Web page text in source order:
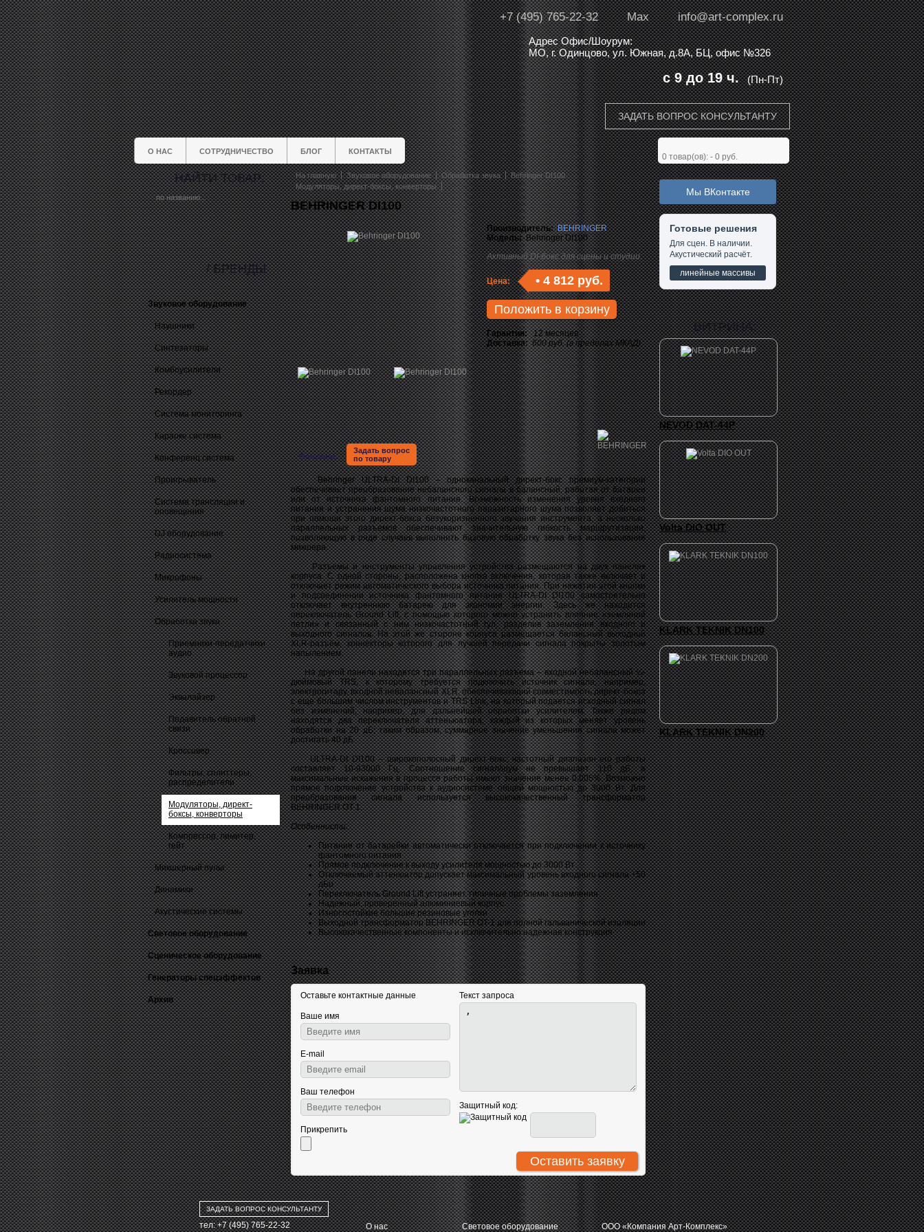
info@art-complex.ru
Max
+7 (495) 765-22-32
Адрес Офис/Шоурум:
МО, г. Одинцово, ул. Южная, д.8А, БЦ, офис №326
(Пн-Пт)
с 9 до 19 ч.
ЗАДАТЬ ВОПРОС КОНСУЛЬТАНТУ
О НАС СОТРУДНИЧЕСТВО БЛОГ КОНТАКТЫ
0 товар(ов): - 0 руб.
НАЙТИ ТОВАР:
Звуковое оборудование
Наушники
Синтезаторы
Комбоусилители
Рекордер
Система мониторинга
Караоке система
Конференц система
Проигрыватель
Система трансляции и
оповещения
DJ оборудование
Радиосистема
Микрофоны
Усилитель мощности
Обработка звука
Приемники-передатчики
аудио
Звуковой процессор
Эквалайзер
Подавитель обратной
связи
Кроссовер
Фильтры, сплиттеры,
распределители
Модуляторы, директ-
боксы, конверторы
Компрессор, лимитер,
гейт
Микшерный пульт
Динамики
Акустические системы
Световое оборудование
Сценическое оборудование
Генераторы спецэффектов
Архив
/ БРЕНДЫ
На главную Звуковое оборудование
Обработка звука
Модуляторы, директ-боксы, конверторы
Behringer DI100
BEHRINGER DI100
Производитель: BEHRINGER
Модель:Behringer DI100
Активный DI-бокс для сцены и студии.
Цена: • 4 812 руб.
Положить в корзину
Гарантия:12 месяцев
Доставка: 600 руб. (в пределах МКАД)
Описание
Задать вопрос
по товару
Behringer ULTRA-DI DI100 – одноканальный директ-бокс премиум-категории
обеспечивает преобразование небалансного сигнала в балансный, работая от батареи
или от источника фантомного питания. Возможность изменения уровня входного
питания и устранения шума низкочастотного паразитарного шума позволяет добиться
при помощи этого директ-бокса безукоризненного звучания инструмента, а несколько
параллельных разъемов обеспечивают значительную гибкость маршрутизации,
позволяющую в ряде случаев выполнить базовую обработку звука без использования
микшера.
Разъемы и инструменты управления устройства размещаются на двух панелях
корпуса. С одной стороны, расположена кнопка включения, которая также включает и
отключает режим автоматического выбора источника питания. При нажатии этой кнопки
и подсоединении источника фантомного питания ULTRA-DI DI100 самостоятельно
отключает внутреннюю батарею для экономии энергии. Здесь же находится
переключатель Ground Lift, с помощью которого можно устранить влияние «земляной
петли» и связанный с ним низкочастотный гул, разделив заземления входного и
выходного сигналов. На этой же стороне корпуса размещается балансный выходной
XLR-разъём, коннекторы которого для лучшей передачи сигнала покрыты золотым
напылением.
На другой панели находятся три параллельных разъема – входной небалансный ¼-
дюймовый TRS, к которому требуется подключить источник сигнала, например,
электрогитару, входной небалансный XLR, обеспечивающий совместимость директ-бокса
с еще большим числом инструментов и TRS Link, на который подается исходный сигнал
без изменений, например, для дальнейшей обработки усилителем. Также рядом
находятся два переключателя аттеньюатора, каждый из которых меняет уровень
обработки на 20 дБ; таким образом, суммарное значение уменьшения сигнала может
достигать 40 дБ.
ULTRA-DI DI100 – широкополосный директ-бокс; частотный диапазон его работы
составляет 10-93000 Гц. Соотношение сигнал/шум не превышает 110 дБ, а
максимальные искажения в процессе работы имеют значение менее 0,005%. Возможно
прямое подключение устройства к аудиосистеме общей мощностью до 3000 Вт. Для
преобразования сигнала используется высококачественный трансформатор
BEHRINGER OT-1.
Особенности:
Питание от батарейки автоматически отключается при подключении к источнику
фантомного питания
Прямое подключение к выходу усилителя мощностью до 3000 Вт
Отключаемый аттенюатор допускает максимальный уровень входного сигнала +50
дБu
Переключатель Ground Lift устраняет типичные проблемы заземления
Надежный, проверенный алюминиевый корпус
Износостойкие большие резиновые уголки
Выходной трансформатор BEHRINGER OT-1 для полной гальванической изоляции
Высококачественные компоненты и исключительно надежная конструкция
Заявка
Оставьте контактные данные
Ваше имя
E-mail
Ваш телефон
Прикрепить
Текст запроса
Защитный код:
Мы ВКонтакте
Готовые решения
Для сцен. В наличии.
Акустический расчёт.
линейные массивы
ВИТРИНА:
NEVOD DAT-44P
Volta DIO OUT
KLARK TEKNIK DN100
KLARK TEKNIK DN200
ЗАДАТЬ ВОПРОС КОНСУЛЬТАНТУ
тел: +7 (495) 765-22-32 О нас Световое оборудование ООО «Компания Арт-Комплекс»